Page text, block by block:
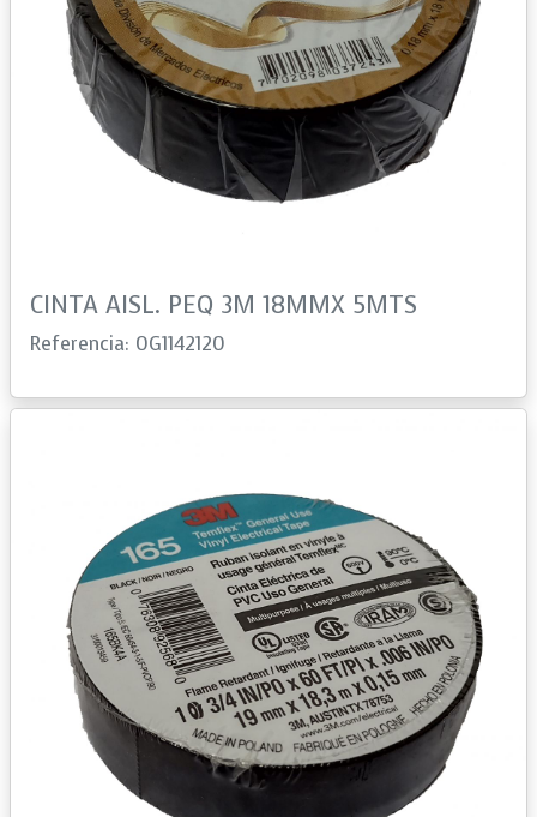
CINTA AISL. PEQ 3M 18MMX 5MTS
Referencia: 0G1142120